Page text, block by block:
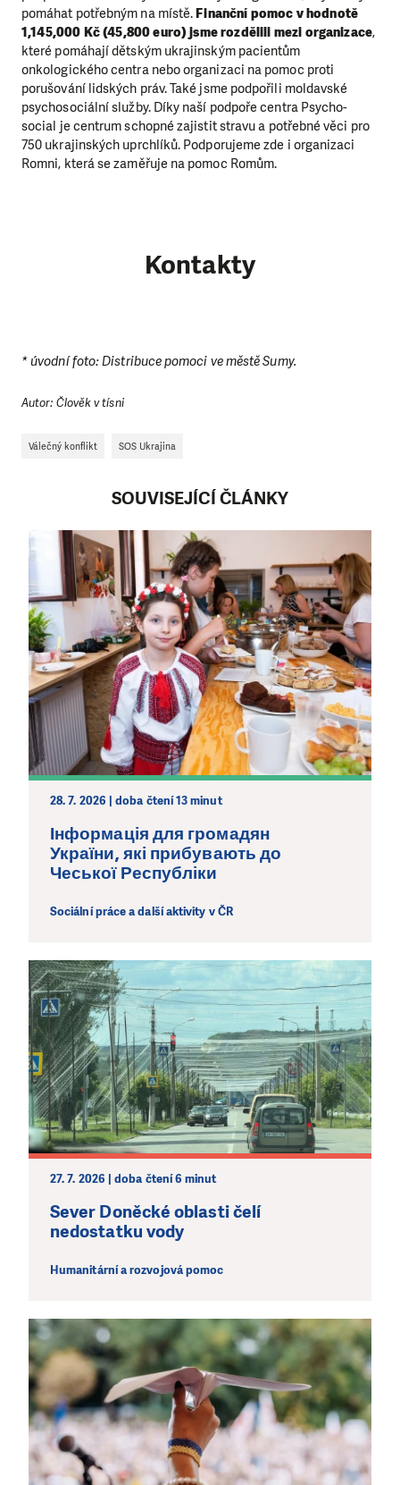
pomáhat potřebným na místě.Finanční pomoc v hodnotě
1,145,000 Kč (45,800 euro) jsme rozdělili mezi organizace,
které pomáhají dětským ukrajinským pacientům
onkologického centra nebo organizaci na pomoc proti
porušování lidských práv. Také jsme podpořili moldavské
psychosociální služby. Díky naší podpoře centra Psycho-
social je centrum schopné zajistit stravu a potřebné věci pro
750 ukrajinských uprchlíků. Podporujeme zde i organizaci
Romni, která se zaměřuje na pomoc Romům.
Kontakty
* úvodní foto: Distribuce pomoci ve městě Sumy.
Autor: Člověk v tísni
Válečný konflikt SOS Ukrajina
SOUVISEJÍCÍ ČLÁNKY
28. 7. 2026 | doba čtení 13 minut
Інформація для громадян
України, які прибувають до
Чеської Республіки
Sociální práce a další aktivity v ČR
27. 7. 2026 | doba čtení 6 minut
Sever Doněcké oblasti čelí
nedostatku vody
Humanitární a rozvojová pomoc